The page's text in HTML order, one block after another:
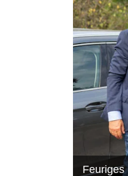
Feuriges